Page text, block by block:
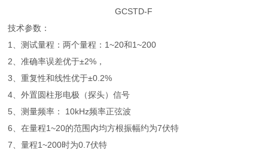
GCSTD-F
技术参数：
1、测试量程：两个量程：1~20和1~200
2、准确率误差优于±2%，
3、重复性和线性优于±0.2%
4、外置圆柱形电极（探头）信号
5、测量频率： 10kHz频率正弦波
6、在量程1~20的范围内均方根振幅约为7伏特
7、量程1~200时为0.7伏特